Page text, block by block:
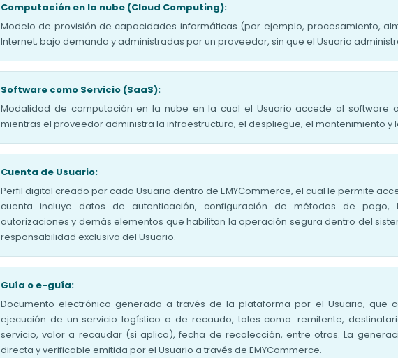
Computación en la nube (Cloud Computing):
Modelo de provisión de capacidades informáticas (por ejemplo, procesamiento,
Internet, bajo demanda y administradas por un proveedor, sin que el Usuario
Software como Servicio (SaaS):
Modalidad de computación en la nube en la cual el Usuario accede al software
mientras el proveedor administra la infraestructura, el despliegue, el mantenimiento y
Cuenta de Usuario:
Perfil digital creado por cada Usuario dentro de EMYCommerce, el cual le permite
cuenta incluye datos de autenticación, configuración de métodos de pago,
autorizaciones y demás elementos que habilitan la operación segura dentro del
responsabilidad exclusiva del Usuario.
Guía o e-guía:
Documento electrónico generado a través de la plataforma por el Usuario, que
ejecución de un servicio logístico o de recaudo, tales como: remitente,
servicio, valor a recaudar (si aplica), fecha de recolección, entre otros. La
directa y verificable emitida por el Usuario a través de EMYCommerce.